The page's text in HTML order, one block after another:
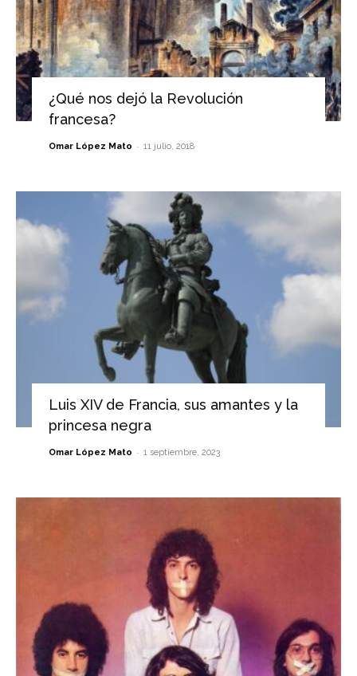
¿Qué nos dejó la Revolución
francesa?
Omar López Mato - 11 julio, 2018
Luis XIV de Francia, sus amantes y la
princesa negra
Omar López Mato - 1 septiembre, 2023